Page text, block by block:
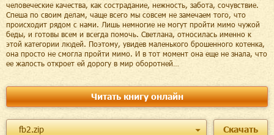
человеческие качества, как сострадание, нежность, забота, сочувствие.
Спеша по своим делам, чаще всего мы совсем не замечаем того, что
происходит рядом с нами. Лишь немногие не могут пройти мимо чужой
беды, и готовы всем и всегда помочь. Светлана, относилась именно к
этой категории людей. Поэтому, увидев маленького брошенного котенка,
она просто не смогла пройти мимо. И в тот момент она еще не знала, что
ее жалость откроет ей дорогу в мир оборотней…
Читать книгу онлайн
fb2.zip Скачать